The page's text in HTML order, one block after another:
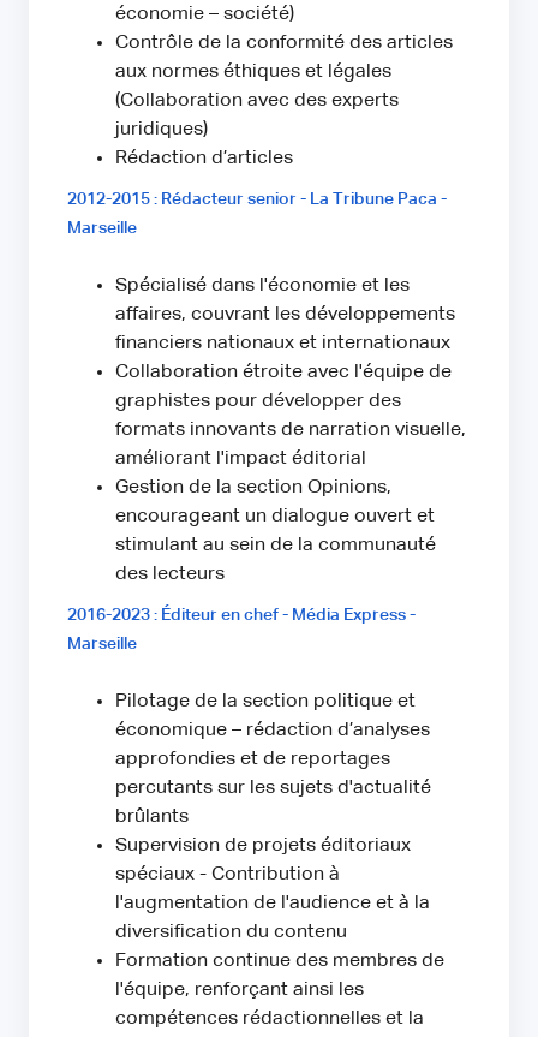
économie – société)
Contrôle de la conformité des articles
aux normes éthiques et légales
(Collaboration avec des experts
juridiques)
Rédaction d’articles
2012-2015 : Rédacteur senior - La Tribune Paca -
Marseille
Spécialisé dans l'économie et les
affaires, couvrant les développements
financiers nationaux et internationaux
Collaboration étroite avec l'équipe de
graphistes pour développer des
formats innovants de narration visuelle,
améliorant l'impact éditorial
Gestion de la section Opinions,
encourageant un dialogue ouvert et
stimulant au sein de la communauté
des lecteurs
2016-2023 : Éditeur en chef - Média Express -
Marseille
Pilotage de la section politique et
économique – rédaction d’analyses
approfondies et de reportages
percutants sur les sujets d'actualité
brûlants
Supervision de projets éditoriaux
spéciaux - Contribution à
l'augmentation de l'audience et à la
diversification du contenu
Formation continue des membres de
l'équipe, renforçant ainsi les
compétences rédactionnelles et la